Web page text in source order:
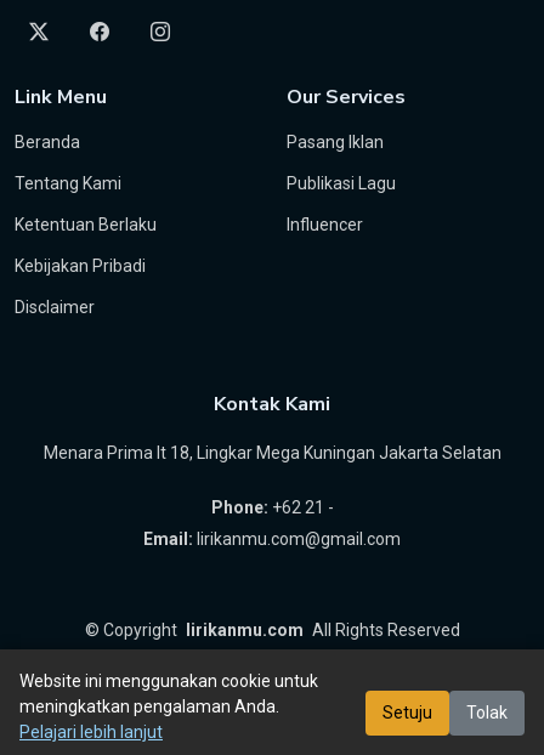
Link Menu
Beranda
Tentang Kami
Ketentuan Berlaku
Kebijakan Pribadi
Disclaimer
Our Services
Pasang Iklan
Publikasi Lagu
Influencer
Kontak Kami
Menara Prima lt 18, Lingkar Mega Kuningan Jakarta Selatan
Phone: +62 21 -
Email: lirikanmu.com@gmail.com
© Copyright lirikanmu.com All Rights Reserved
Website ini menggunakan cookie untuk
meningkatkan pengalaman Anda.
Pelajari lebih lanjut
Setuju Tolak